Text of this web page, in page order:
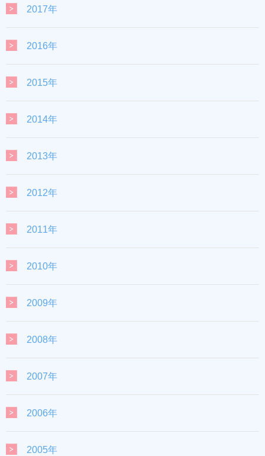
2017年
2016年
2015年
2014年
2013年
2012年
2011年
2010年
2009年
2008年
2007年
2006年
2005年